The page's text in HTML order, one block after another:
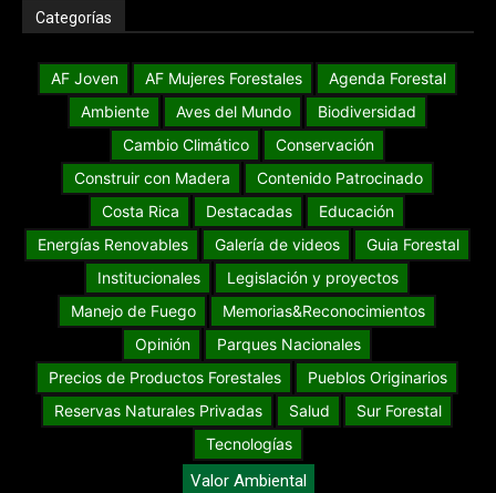
Categorías
AF Joven AF Mujeres Forestales
Agenda Forestal
Ambiente
Aves del Mundo
Biodiversidad
Cambio Climático
Conservación
Construir con Madera
Contenido Patrocinado
Costa Rica
Destacadas
Educación
Energías Renovables
Galería de videos
Guia Forestal
Institucionales
Legislación y proyectos
Manejo de Fuego
Memorias&Reconocimientos
Opinión
Parques Nacionales
Precios de Productos Forestales
Pueblos Originarios
Reservas Naturales Privadas
Salud
Sur Forestal
Tecnologías
Valor Ambiental